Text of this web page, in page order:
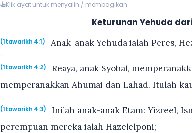
Klik ayat untuk menyalin / membagikan
Keturunan Yehuda
(1tawarikh 4:1) Anak-anak Yehuda ialah Peres,
(1tawarikh 4:2)
Reaya, anak Syobal,
memperanakkan Ahumai dan Lahad. Itulah
(1tawarikh 4:3)
Inilah anak-anak Etam: Yizreel,
perempuan mereka ialah Hazelelponi;